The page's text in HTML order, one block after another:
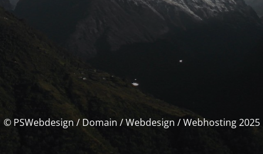
© PSWebdesign / Domain / Webdesign / Webhosting 2025